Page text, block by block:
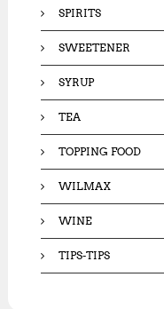
SPIRITS
SWEETENER
SYRUP
TEA
TOPPING FOOD
WILMAX
WINE
TIPS-TIPS